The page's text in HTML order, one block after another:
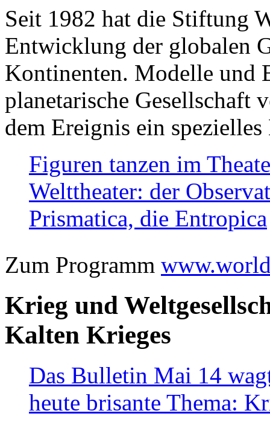
Seit 1982 hat die Stiftung
Entwicklung der globalen
Kontinenten. Modelle und
planetarische Gesellschaft
dem Ereignis ein
Figuren tanzen im
Welttheater: der
Prismatica, die Entropica
Zum Programm
Krieg und
Kalten Krieges
Das Bulletin Mai 14
heute brisante Thema: